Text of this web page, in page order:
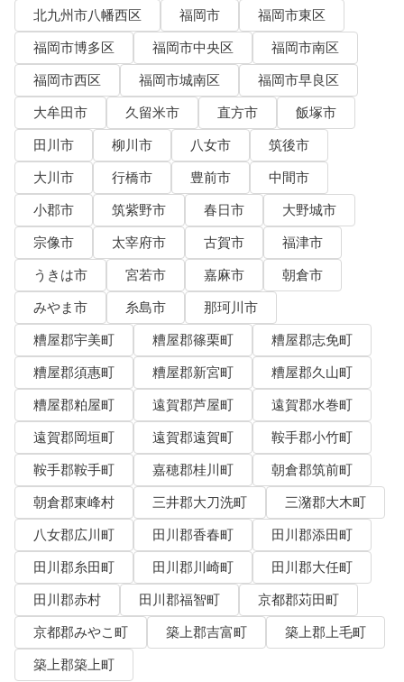
北九州市八幡西区
福岡市
福岡市東区
福岡市博多区
福岡市中央区
福岡市南区
福岡市西区
福岡市城南区
福岡市早良区
大牟田市
久留米市 直方市
飯塚市
田川市
柳川市 八女市
筑後市
大川市
行橋市 豊前市
中間市
小郡市
筑紫野市 春日市
大野城市
宗像市
太宰府市 古賀市
福津市
うきは市
宮若市 嘉麻市
朝倉市
みやま市
糸島市
那珂川市
糟屋郡宇美町
糟屋郡篠栗町
糟屋郡志免町
糟屋郡須惠町
糟屋郡新宮町
糟屋郡久山町
糟屋郡粕屋町
遠賀郡芦屋町
遠賀郡水巻町
遠賀郡岡垣町
遠賀郡遠賀町
鞍手郡小竹町
鞍手郡鞍手町
嘉穂郡桂川町
朝倉郡筑前町
朝倉郡東峰村
三井郡大刀洗町
三潴郡大木町
八女郡広川町
田川郡香春町
田川郡添田町
田川郡糸田町
田川郡川崎町
田川郡大任町
田川郡赤村
田川郡福智町
京都郡苅田町
京都郡みやこ町
築上郡吉富町
築上郡上毛町
築上郡築上町